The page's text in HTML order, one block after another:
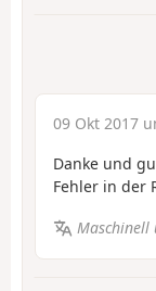
09 Okt 2017
Danke und
Fehler in der
Maschinell